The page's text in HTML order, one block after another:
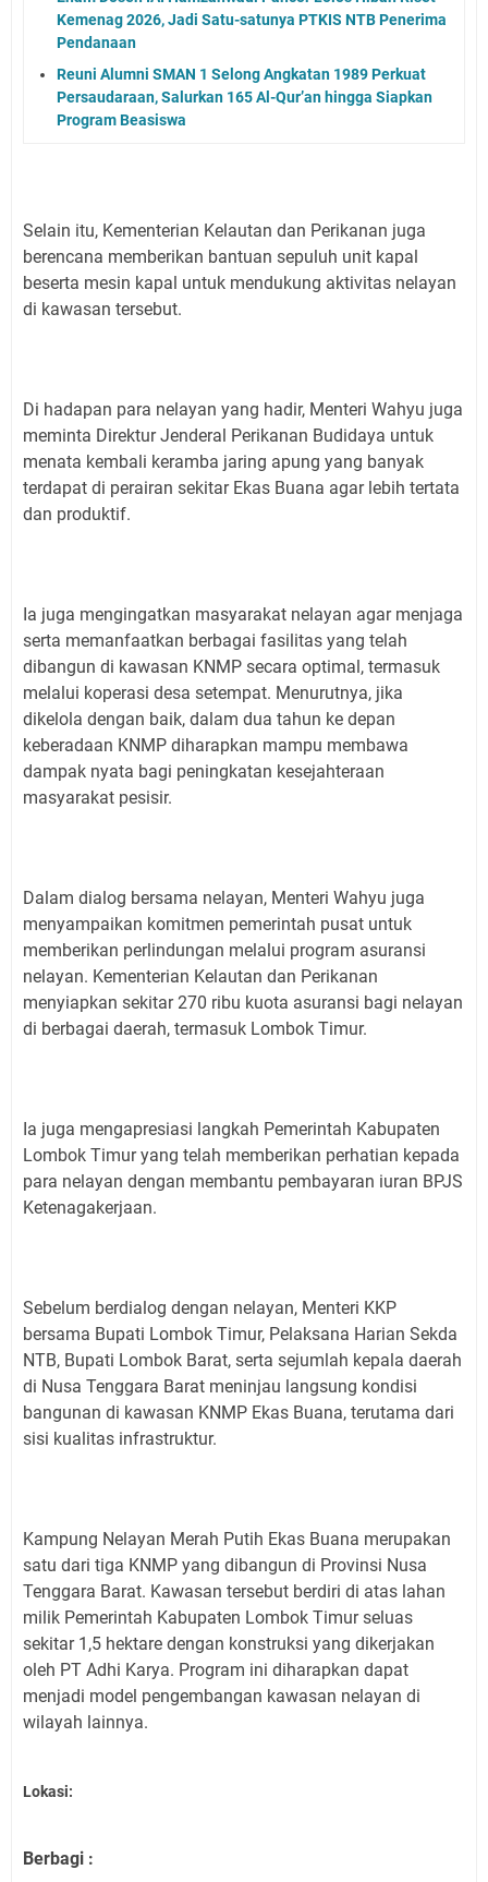
Kemenag 2026, Jadi Satu-satunya PTKIS NTB Penerima
Pendanaan
Reuni Alumni SMAN 1 Selong Angkatan 1989 Perkuat
Persaudaraan, Salurkan 165 Al-Qur’an hingga Siapkan
Program Beasiswa
Selain itu, Kementerian Kelautan dan Perikanan juga
berencana memberikan bantuan sepuluh unit kapal
beserta mesin kapal untuk mendukung aktivitas nelayan
di kawasan tersebut.
Di hadapan para nelayan yang hadir, Menteri Wahyu juga
meminta Direktur Jenderal Perikanan Budidaya untuk
menata kembali keramba jaring apung yang banyak
terdapat di perairan sekitar Ekas Buana agar lebih tertata
dan produktif.
Ia juga mengingatkan masyarakat nelayan agar menjaga
serta memanfaatkan berbagai fasilitas yang telah
dibangun di kawasan KNMP secara optimal, termasuk
melalui koperasi desa setempat. Menurutnya, jika
dikelola dengan baik, dalam dua tahun ke depan
keberadaan KNMP diharapkan mampu membawa
dampak nyata bagi peningkatan kesejahteraan
masyarakat pesisir.
Dalam dialog bersama nelayan, Menteri Wahyu juga
menyampaikan komitmen pemerintah pusat untuk
memberikan perlindungan melalui program asuransi
nelayan. Kementerian Kelautan dan Perikanan
menyiapkan sekitar 270 ribu kuota asuransi bagi nelayan
di berbagai daerah, termasuk Lombok Timur.
Ia juga mengapresiasi langkah Pemerintah Kabupaten
Lombok Timur yang telah memberikan perhatian kepada
para nelayan dengan membantu pembayaran iuran BPJS
Ketenagakerjaan.
Sebelum berdialog dengan nelayan, Menteri KKP
bersama Bupati Lombok Timur, Pelaksana Harian Sekda
NTB, Bupati Lombok Barat, serta sejumlah kepala daerah
di Nusa Tenggara Barat meninjau langsung kondisi
bangunan di kawasan KNMP Ekas Buana, terutama dari
sisi kualitas infrastruktur.
Kampung Nelayan Merah Putih Ekas Buana merupakan
satu dari tiga KNMP yang dibangun di Provinsi Nusa
Tenggara Barat. Kawasan tersebut berdiri di atas lahan
milik Pemerintah Kabupaten Lombok Timur seluas
sekitar 1,5 hektare dengan konstruksi yang dikerjakan
oleh PT Adhi Karya. Program ini diharapkan dapat
menjadi model pengembangan kawasan nelayan di
wilayah lainnya.
Lokasi:
Berbagi :